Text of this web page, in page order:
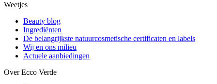
Weetjes
Beauty blog
Ingrediënten
De belangrijkste natuurcosmetische certificaten en labels
Wij en ons milieu
Actuele aanbiedingen
Over Ecco Verde